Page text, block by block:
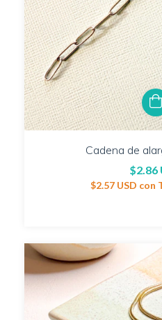
Cadena de
$2.86
$2.57 USD con